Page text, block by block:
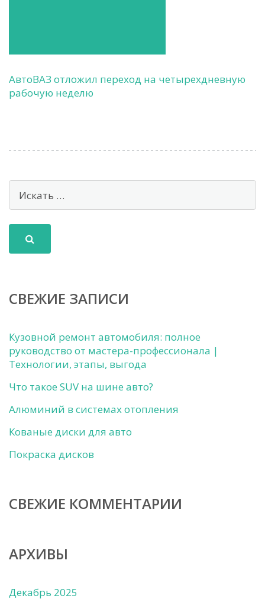
АвтоВАЗ отложил переход на четырехдневную
рабочую неделю
СВЕЖИЕ ЗАПИСИ
Кузовной ремонт автомобиля: полное
руководство от мастера-профессионала |
Технологии, этапы, выгода
Что такое SUV на шине авто?
Алюминий в системах отопления
Кованые диски для авто
Покраска дисков
СВЕЖИЕ КОММЕНТАРИИ
АРХИВЫ
Декабрь 2025